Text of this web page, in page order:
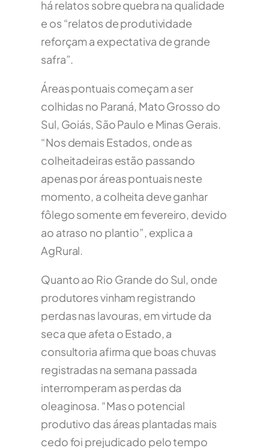
há relatos sobre quebra na qualidade
e os “relatos de produtividade
reforçam a expectativa de grande
safra”.
Áreas pontuais começam a ser
colhidas no Paraná, Mato Grosso do
Sul, Goiás, São Paulo e Minas Gerais.
“Nos demais Estados, onde as
colheitadeiras estão passando
apenas por áreas pontuais neste
momento, a colheita deve ganhar
fôlego somente em fevereiro, devido
ao atraso no plantio”, explica a
AgRural.
Quanto ao Rio Grande do Sul, onde
produtores vinham registrando
perdas nas lavouras, em virtude da
seca que afeta o Estado, a
consultoria afirma que boas chuvas
registradas na semana passada
interromperam as perdas da
oleaginosa. “Mas o potencial
produtivo das áreas plantadas mais
cedo foi prejudicado pelo tempo